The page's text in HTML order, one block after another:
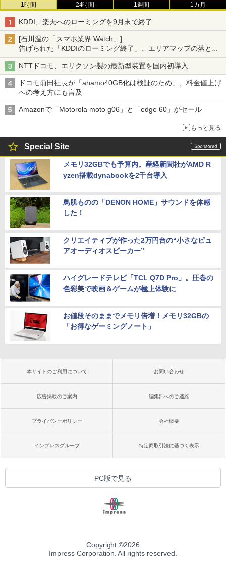
1時間 24時間 1週間 1カ月
KDDI、楽天へのローミングを9月末で終了
[石川温の「スマホ業界 Watch」]
告げられた「KDDIのローミング終了」、エリアマップの落とし
穴と楽天モバイルの課題
NTTドコモ、エリクソン製の最新型装置を国内初導入
ドコモ前田社長が「ahamo40GB化は検証のため」、料金値上げ
への考え方にも言及
Amazonで「Motorola moto g06」と「edge 60」がセール
もっと見る
Special Site
メモリ32GBでも予算内。産経新聞社がAMD R
yzen搭載dynabookを2千台導入
鳥肌ものの「DENON HOME」サウンドを体感
した！
クリエイティブが作った2万円台の“小さなピュ
アオーディオスピーカー”
ハイグレードテレビ「TCL Q7D Pro」。圧巻の
色彩美で映画＆ゲームが極上体験に
お値段そのままでメモリ倍増！メモリ32GBの
「お得なゲーミングノート」
本サイトのご利用について お問い合わせ
広告掲載のご案内 編集部へのご連絡
プライバシーポリシー 会社概要
インプレスグループ 特定商取引法に基づく表示
PC版で見る
Copyright ©2026
Impress Corporation. All rights reserved.